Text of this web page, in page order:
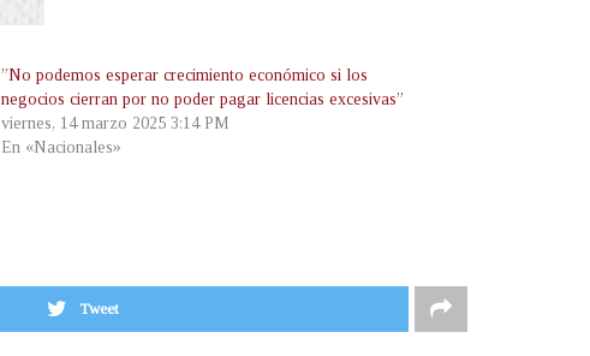
”No podemos esperar crecimiento económico si los
negocios cierran por no poder pagar licencias excesivas”
viernes, 14 marzo 2025 3:14 PM
En «Nacionales»
Tweet